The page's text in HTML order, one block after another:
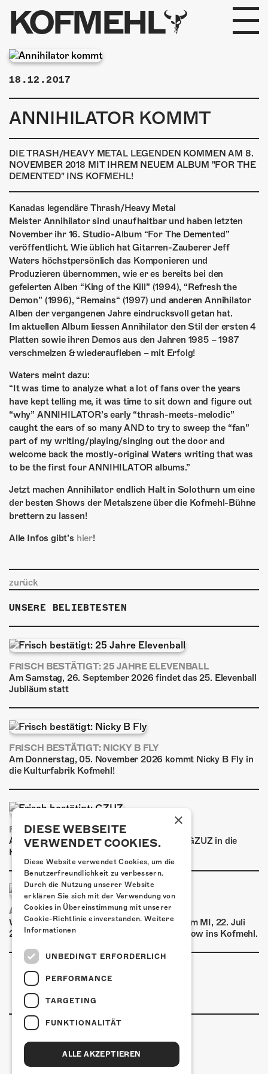
KOFMEHL
PROGRAMM
FABRIKGEFLÜSTER
GALERIE
FOTOGALERIE
PHOTOMAT
INFOS
KONTAKT
ÜBER UNS
GÖNNEREI
SHOP
MITMACHEN
18.12.2017
ANNIHILATOR KOMMT
DIE TRASH/HEAVY METAL LEGENDEN KOMMEN AM 8.
NOVEMBER 2018 MIT IHREM NEUEM ALBUM "FOR THE
DEMENTED" INS KOFMEHL!
Kanadas legendäre Thrash/Heavy Metal
Meister Annihilator sind unaufhaltbar und haben letzten
November ihr 16. Studio-Album “For The Demented”
veröffentlicht. Wie üblich hat Gitarren-Zauberer Jeff
Waters höchstpersönlich das Komponieren und
Produzieren übernommen, wie er es bereits bei den
gefeierten Alben “King of the Kill” (1994), “Refresh the
Demon” (1996), “Remains“ (1997) und anderen Annihilator
Alben der vergangenen Jahre eindrucksvoll getan hat.
Im aktuellen Album liessen Annihilator den Stil der ersten 4
Platten sowie ihren Demos aus den Jahren 1985 – 1987
verschmelzen & wiederaufleben – mit Erfolg!
Waters meint dazu:
“It was time to analyze what a lot of fans over the years
have kept telling me, it was time to sit down and figure out
“why” ANNIHILATOR’s early “thrash-meets-melodic”
caught the ears of so many AND to try to sweep the “fan”
part of my writing/playing/singing out the door and
welcome back the mostly-original Waters writing that was
to be the first four ANNIHILATOR albums.”
Jetzt machen Annihilator endlich Halt in Solothurn um eine
der besten Shows der Metalszene über die Kofmehl-Bühne
brettern zu lassen!
Alle Infos gibt’s hier!
zurück
UNSERE BELIEBTESTEN
FRISCH BESTÄTIGT: 25 JAHRE ELEVENBALL
Am Samstag, 26. September 2026 findet das 25. Elevenball
Jubiläum statt
FRISCH BESTÄTIGT: NICKY B FLY
Am Donnerstag, 05. November 2026 kommt Nicky B Fly in
die Kulturfabrik Kofmehl!
FRISCH BESTÄTIGT: GZUZ
Am Donnerstag, 29. Oktober 2026 kommt GZUZ in die
Kulturfabrik Kofmehl!
AIRBOURNE - SPECIAL SUMMER SHOW
Wow, das ist ein Ding! Airbourne kommen am MI, 22. Juli
2026 für eine exklusive Special Summer Show ins Kofmehl.
Kulturfabrik Kofmehl
Kofmehlweg 1
×
DIESE WEBSEITE
VERWENDET COOKIES.
Diese Website verwendet Cookies, um die
Benutzerfreundlichkeit zu verbessern.
Durch die Nutzung unserer Website
erklären Sie sich mit der Verwendung von
Cookies in Übereinstimmung mit unserer
Cookie-Richtlinie einverstanden. Weitere
Informationen
UNBEDINGT ERFORDERLICH
PERFORMANCE
TARGETING
FUNKTIONALITÄT
ALLE AKZEPTIEREN